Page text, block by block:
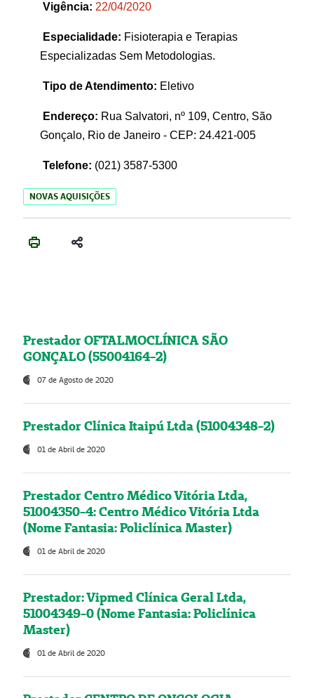
Vigência: 22/04/2020
Especialidade: Fisioterapia e Terapias
Especializadas Sem Metodologias.
Tipo de Atendimento: Eletivo
Endereço: Rua Salvatori, nº 109, Centro, São
Gonçalo, Rio de Janeiro - CEP: 24.421-005
Telefone: (021) 3587-5300
NOVAS AQUISIÇÕES
Prestador OFTALMOCLÍNICA SÃO
GONÇALO (55004164-2)
07 de Agosto de 2020
Prestador Clínica Itaipú Ltda (51004348-2)
01 de Abril de 2020
Prestador Centro Médico Vitória Ltda,
51004350-4: Centro Médico Vitória Ltda
(Nome Fantasia: Policlínica Master)
01 de Abril de 2020
Prestador: Vipmed Clínica Geral Ltda,
51004349-0 (Nome Fantasia: Policlínica
Master)
01 de Abril de 2020